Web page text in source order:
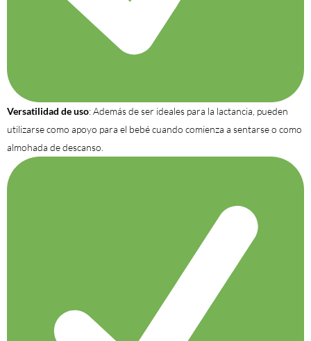
Versatilidad de uso: Además de ser ideales para la lactancia, pueden
utilizarse como apoyo para el bebé cuando comienza a sentarse o como
almohada de descanso.